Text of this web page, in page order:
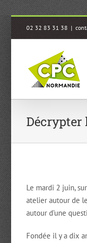
Passer
contenu
02 32 83 31 38 |
Le mardi 2 juin,
atelier autour de
autour d’une
Fondée il y a dix